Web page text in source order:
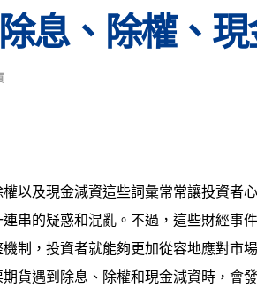
息、除權、
以及現金減資這些詞彙常常讓投資者
串的疑惑和混亂。不過，這些財經事
制，投資者就能夠更加從容地應對市
貨遇到除息、除權和現金減資時，會